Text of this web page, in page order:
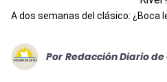
A dos semanas del clásico: ¿Boca
Por Redacción Diario de